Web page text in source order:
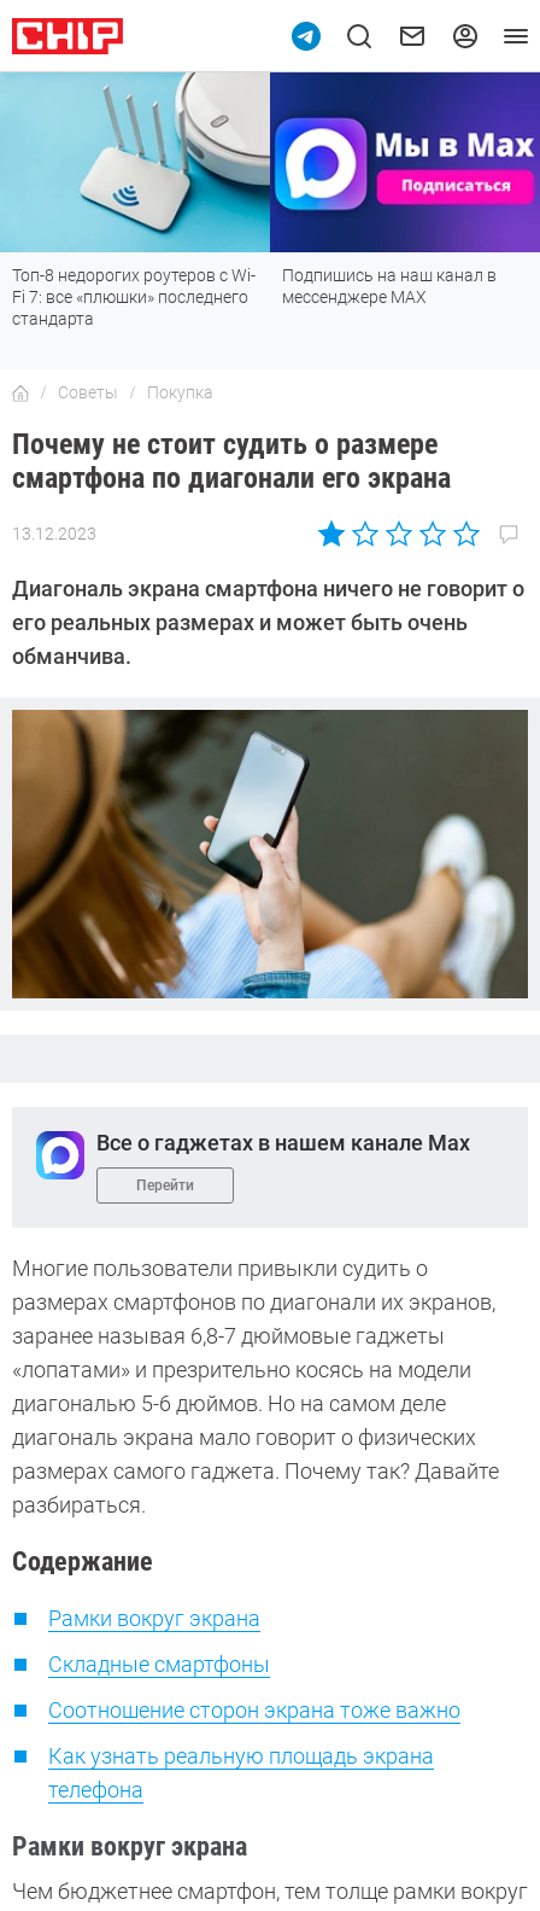
Топ-8 недорогих роутеров с Wi-
Fi 7: все «плюшки» последнего
стандарта
Подпишись на наш канал в
мессенджере МАХ
Советы Покупка
Почему не стоит судить о размере
смартфона по диагонали его экрана
13.12.2023
Автор:
Диагональ экрана смартфона ничего не говорит о
его реальных размерах и может быть очень
обманчива.
Все о гаджетах в нашем канале Max
Перейти
Многие пользователи привыкли судить о
размерах смартфонов по диагонали их экранов,
заранее называя 6,8-7 дюймовые гаджеты
«лопатами» и презрительно косясь на модели
диагональю 5-6 дюймов. Но на самом деле
диагональ экрана мало говорит о физических
размерах самого гаджета. Почему так? Давайте
разбираться.
Содержание
Рамки вокруг экрана
Складные смартфоны
Соотношение сторон экрана тоже важно
Как узнать реальную площадь экрана
телефона
Рамки вокруг экрана
Чем бюджетнее смартфон, тем толще рамки вокруг